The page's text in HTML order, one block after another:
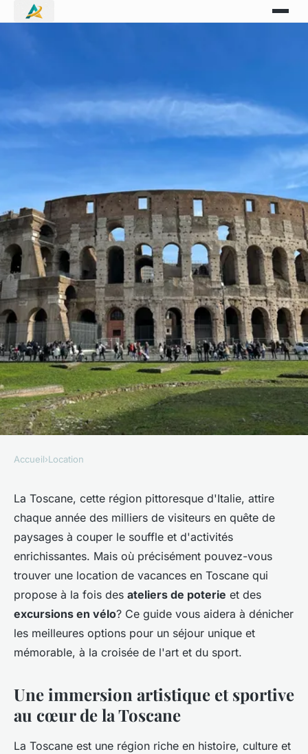
Où trouver une location de
vacances en Toscane avec des
ateliers de poterie et des
excursions en vélo?
Ayden•30 juin 2024•5 min de lecture
Accueil›Location
La Toscane, cette région pittoresque d'Italie, attire
chaque année des milliers de visiteurs en quête de
paysages à couper le souffle et d'activités
enrichissantes. Mais où précisément pouvez-vous
trouver une location de vacances en Toscane qui
propose à la fois des ateliers de poterie et des
excursions en vélo? Ce guide vous aidera à dénicher
les meilleures options pour un séjour unique et
mémorable, à la croisée de l'art et du sport.
Une immersion artistique et sportive
au cœur de la Toscane
La Toscane est une région riche en histoire, culture et